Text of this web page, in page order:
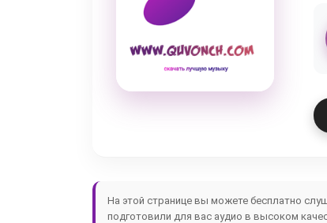
На этой странице вы можете бесплатно
подготовили для вас аудио в высоком